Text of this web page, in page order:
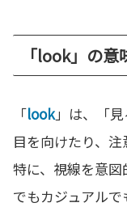
「look」の
「look」は、「
目を向けたり、注
特に、視線を意
でもカジュアルで